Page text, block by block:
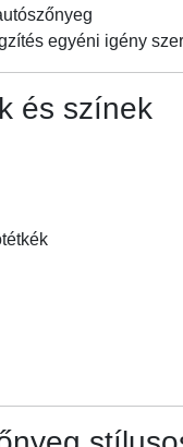
egyéni igény
és színek